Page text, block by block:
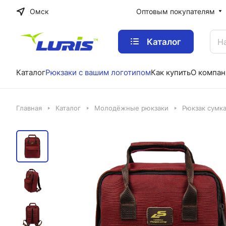
Омск Оптовым покупателям
Каталог
КаталогРюкзаки с вашим логотипомКак купитьО
Главная Каталог Молодёжные рюкзаки Рюкзак